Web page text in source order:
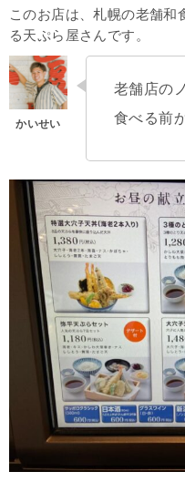
このお店は、札幌の老舗和
る天ぷら屋さんです。
老舗店の
食べる前